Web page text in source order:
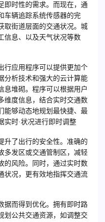
即时性的需求。而现在，通
车辆追踪系统传感器的完
取街道层面的交通状况。城
信息、以及天气状况等数
行应用程序可以提供更加个
分析技术和强大的云计算能
息堆砌。程序可以根据用户
维度信息，结合实时交通数
能够动态地规划最快捷、最
实时·状况进行即时调整
升了出行的安全性。准确的
多发区或交通管制区，减轻
的风险。同时，通过实时数
状况，更有效地指挥交通流
据而得到优化。拥有即时路
划公共交通资源，如调整交